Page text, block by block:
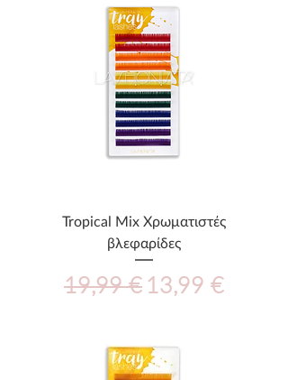
Tropical Mix Χρωματιστές
βλεφαρίδες
Κανονική τιμή
19,99 € Τιμή Έκπτωσης
13,99 €